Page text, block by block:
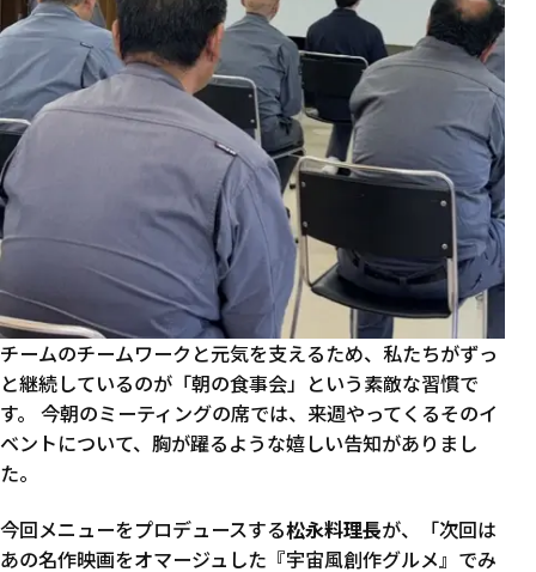
チームのチームワークと元気を支えるため、私たちがずっ
と継続しているのが「朝の食事会」という素敵な習慣で
す。 今朝のミーティングの席では、来週やってくるそのイ
ベントについて、胸が躍るような嬉しい告知がありまし
た。
今回メニューをプロデュースする松永料理長が、「次回は
あの名作映画をオマージュした『宇宙風創作グルメ』でみ